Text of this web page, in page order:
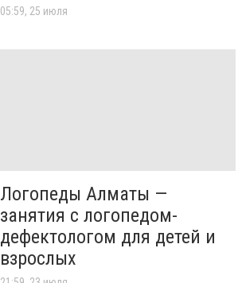
05:59, 25 июля
Логопеды Алматы —
занятия с логопедом-
дефектологом для детей и
взрослых